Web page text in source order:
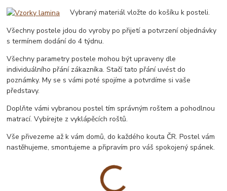
Vybraný materiál vložte do košíku k posteli.
Všechny postele jdou do vyroby po přijetí a potvrzení objednávky
s termínem dodání do 4 týdnu.
Všechny parametry postele mohou být upraveny dle
individuálního přání zákazníka. Stačí tato přání uvést do
poznámky. My se s vámi poté spojíme a potvrdíme si vaše
představy.
Doplňte vámi vybranou postel tím správným roštem a pohodlnou
matrací. Vybírejte z vyklápěcích roštů.
Vše přivezeme až k vám domů, do každého kouta ČR. Postel vám
nastěhujeme, smontujeme a připravím pro váš spokojený spánek.